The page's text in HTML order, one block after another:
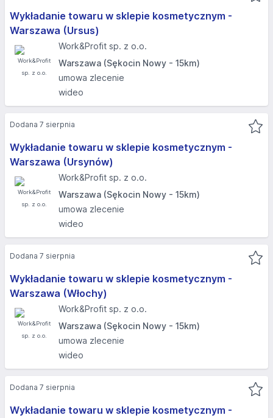
Wykładanie towaru w sklepie kosmetycznym -
Warszawa (Ursus)
Work&Profit sp. z o.o.
Warszawa (Sękocin Nowy - 15km)
umowa zlecenie
wideo
Wykładanie towaru w sklepie kosmetycznym -
Warszawa (Ursynów)
Work&Profit sp. z o.o.
Warszawa (Sękocin Nowy - 15km)
umowa zlecenie
wideo
Dodana 7 sierpnia
Wykładanie towaru w sklepie kosmetycznym -
Warszawa (Włochy)
Work&Profit sp. z o.o.
Warszawa (Sękocin Nowy - 15km)
umowa zlecenie
wideo
Dodana 7 sierpnia
Wykładanie towaru w sklepie kosmetycznym -
Dodana 7 sierpnia